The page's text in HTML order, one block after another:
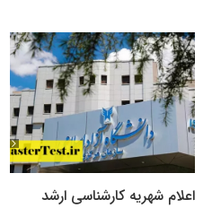
اعلام شهریه کارشناسی ارشد